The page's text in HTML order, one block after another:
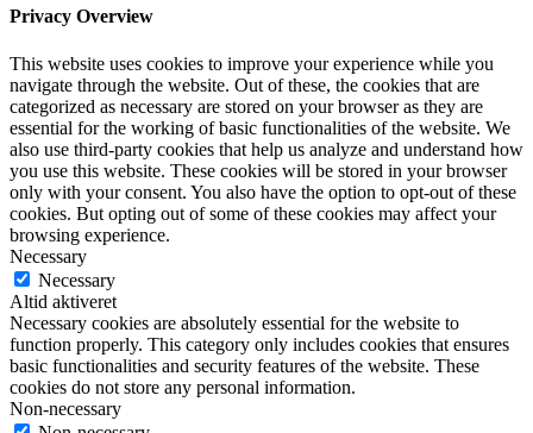
Privacy Overview
This website uses cookies to improve your experience while you
navigate through the website. Out of these, the cookies that are
categorized as necessary are stored on your browser as they are
essential for the working of basic functionalities of the website. We
also use third-party cookies that help us analyze and understand how
you use this website. These cookies will be stored in your browser
only with your consent. You also have the option to opt-out of these
cookies. But opting out of some of these cookies may affect your
browsing experience.
Necessary
Necessary
Altid aktiveret
Necessary cookies are absolutely essential for the website to
function properly. This category only includes cookies that ensures
basic functionalities and security features of the website. These
cookies do not store any personal information.
Non-necessary